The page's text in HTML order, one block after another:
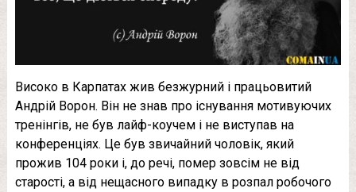
Високо в Карпатах жив безжурний і працьовитий
Андрій Ворон. Він не знав про існування мотивуючих
тренінгів, не був лайф-коучем і не виступав на
конференціях. Це був звичайний чоловік, який
прожив 104 роки і, до речі, помер зовсім не від
старості, а від нещасного випадку в розпал робочого